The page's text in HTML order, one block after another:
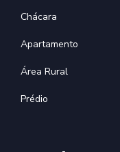
Chácara
Apartamento
Área Rural
Prédio